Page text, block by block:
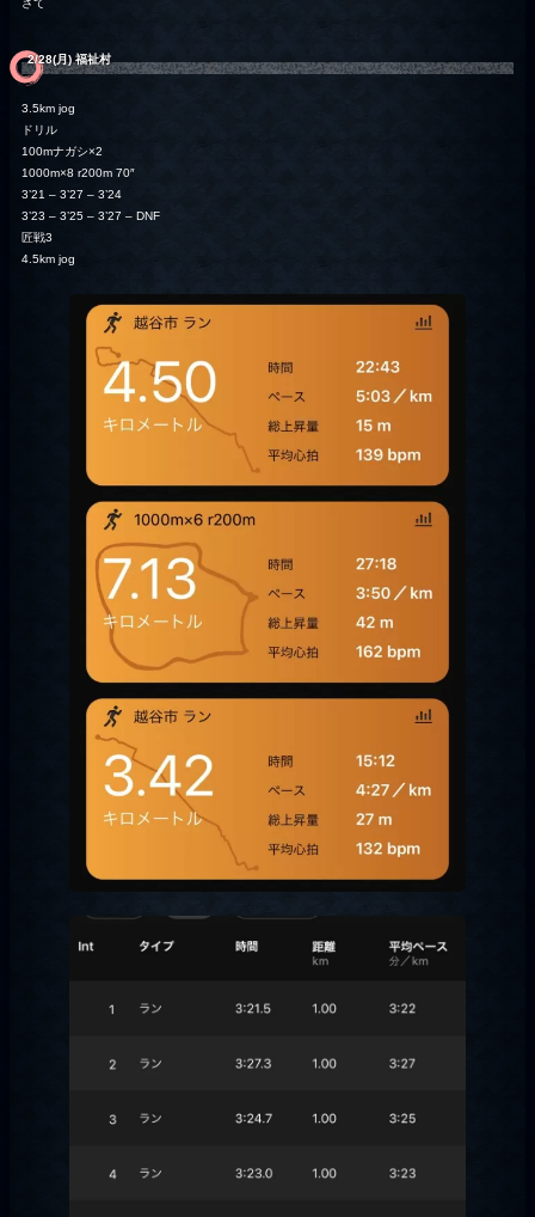
さて
2/28(月) 福祉村
3.5km jog
ドリル
100mナガシ×2
1000m×8 r200m 70″
3’21 – 3’27 – 3’24
3’23 – 3’25 – 3’27 – DNF
匠戦3
4.5km jog